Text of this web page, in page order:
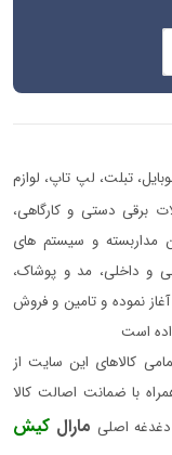
تبلت، لپ تاپ، لوازم
برقی دستی و کارگاهی،
مداربسته و سیستم های
و داخلی، مد و پوشاک،
نموده و تامین و فروش
است
کالاهای این سایت از
با ضمانت اصالت کالا
دغدغه اصلی مارال کیش